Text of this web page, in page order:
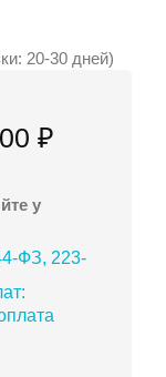
20-30 дней)
₽
у
ФЗ, 223-